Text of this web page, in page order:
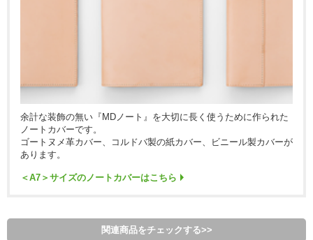
余計な装飾の無い『MDノート』を大切に長く使うために作られた
ノートカバーです。
ゴートヌメ革カバー、コルドバ製の紙カバー、ビニール製カバーが
あります。
＜A7＞サイズのノートカバーはこちら
関連商品をチェックする>>